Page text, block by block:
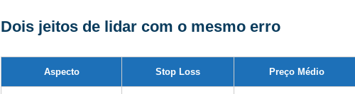
Dois jeitos de lidar com o mesmo erro
Aspecto Stop Loss Preço Médio